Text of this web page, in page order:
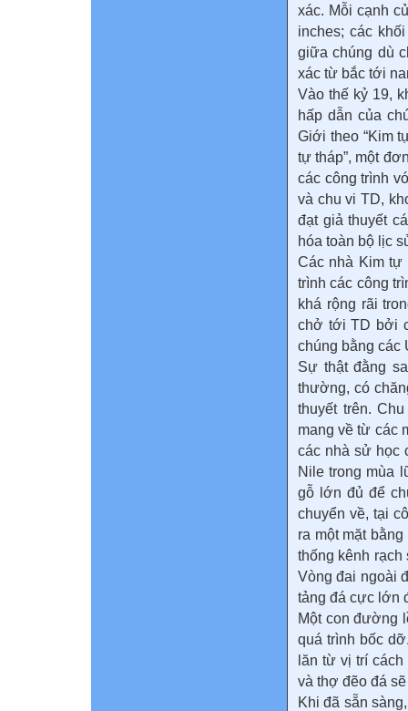
xác. Mỗi cạnh
inches; các
giữa chúng dù
xác từ bắc tới
Vào thế kỷ 19,
hấp dẫn của
Giới theo “Kim
tự tháp”, một
các công trình
và chu vi TD,
đạt giả thuyết
hóa toàn bộ lịc
Các nhà Kim tự
trình các công
khá rộng rãi
chở tới TD bởi
chúng bằng các
Sự thật đằng
thường, có
thuyết trên.
mang về từ các
các nhà sử học
Nile trong mùa
gỗ lớn đủ để
chuyển về, tại
ra một mặt
thống kênh
Vòng đai ngoài
tảng đá cực lớn
Một con đường
quá trình bốc
lăn từ vị trí
và thợ đẽo đá
Khi đã sẵn